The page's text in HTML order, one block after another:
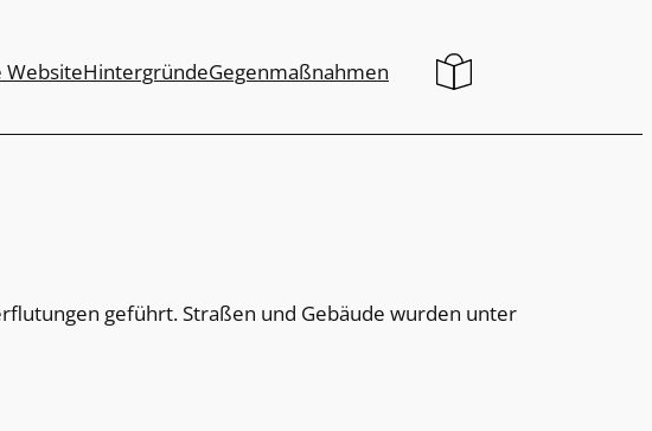
WebsiteHintergründeGegenmaßnahmen
geführt. Straßen und Gebäude wurden unter